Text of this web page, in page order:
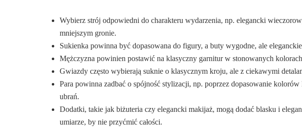
Wybierz strój odpowiedni do charakteru wydarzenia, np. elegancki
mniejszym gronie.
Sukienka powinna być dopasowana do figury, a buty wygodne, ale
Mężczyzna powinien postawić na klasyczny garnitur w stonowanych
Gwiazdy często wybierają suknie o klasycznym kroju, ale z ciekawymi
Para powinna zadbać o spójność stylizacji, np. poprzez dopasowanie
ubrań.
Dodatki, takie jak biżuteria czy elegancki makijaż, mogą dodać blasku i
umiarze, by nie przyćmić całości.